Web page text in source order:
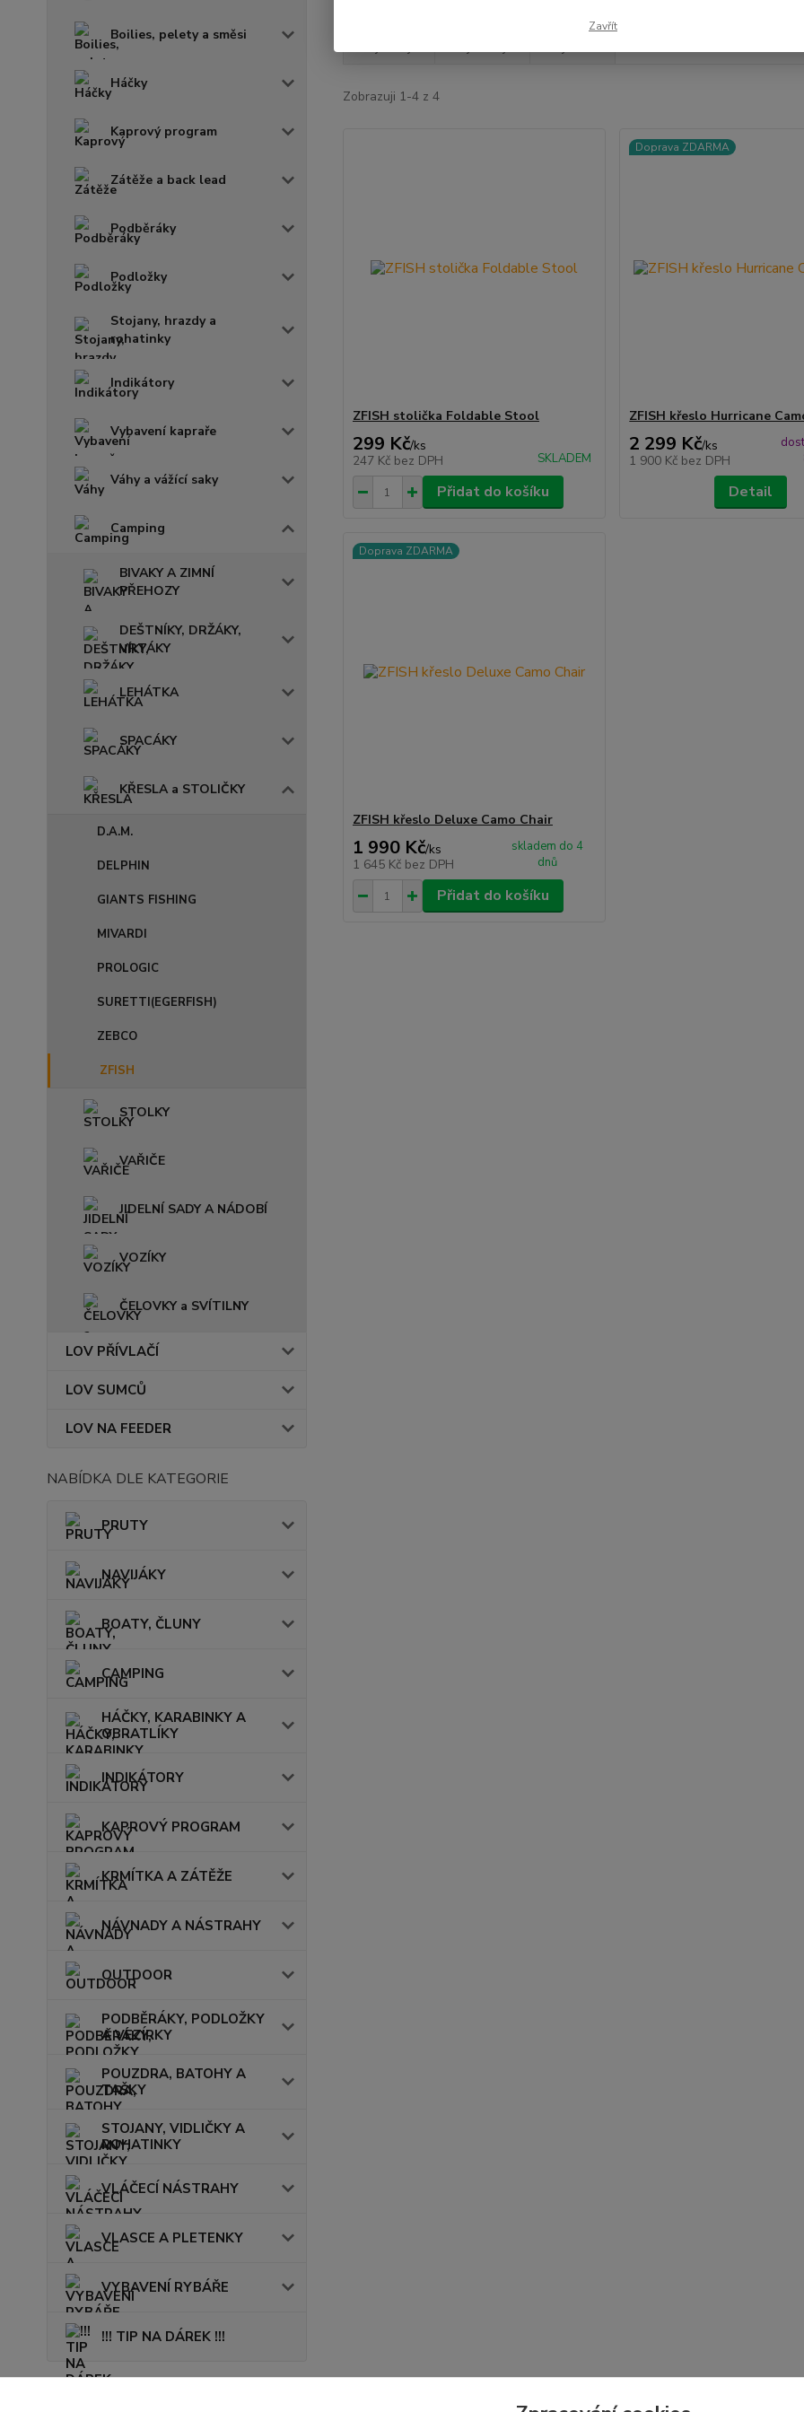
Boilies, pelety a směsi
Háčky
Kaprový program
Zátěže a back lead
Podběráky
Podložky
Stojany, hrazdy a
rohatinky
Indikátory
Vybavení kapraře
Váhy a vážící saky
Camping
BIVAKY A ZIMNÍ
PŘEHOZY
DEŠTNÍKY, DRŽÁKY,
VRTÁKY
LEHÁTKA
SPACÁKY
KŘESLA a STOLIČKY
D.A.M.
DELPHIN
GIANTS FISHING
MIVARDI
PROLOGIC
SURETTI(EGERFISH)
ZEBCO
ZFISH
STOLKY
VAŘIČE
JIDELNÍ SADY A NÁDOBÍ
VOZÍKY
ČELOVKY a SVÍTILNY
LOV PŘÍVLAČÍ
LOV SUMCŮ
LOV NA FEEDER
NABÍDKA DLE KATEGORIE
PRUTY
NAVIJÁKY
BOATY, ČLUNY
CAMPING
HÁČKY, KARABINKY A
OBRATLÍKY
INDIKÁTORY
KAPROVÝ PROGRAM
KRMÍTKA A ZÁTĚŽE
NÁVNADY A NÁSTRAHY
OUTDOOR
PODBĚRÁKY, PODLOŽKY
A VEZÍRKY
POUZDRA, BATOHY A
TAŠKY
STOJANY, VIDLIČKY A
ROHATINKY
VLÁČECÍ NÁSTRAHY
VLASCE A PLETENKY
VYBAVENÍ RYBÁŘE
!!! TIP NA DÁREK !!!
Zobrazuji 1-4 z 4
ZFISH stolička Foldable Stool
299 Kč/ks
247 Kč bez DPH SKLADEM
Přidat do košíku
Doprava ZDARMA
ZFISH křeslo Hurricane
2 299 Kč/ks
1 900 Kč bez DPH
Detail
Doprava ZDARMA
ZFISH křeslo Deluxe Camo Chair
1 990 Kč/ks
1 645 Kč bez DPH
skladem do 4
dnů
Přidat do košíku
Zavřít